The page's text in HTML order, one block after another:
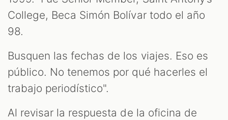
College, Beca Simón Bolívar todo el año
98.
Busquen las fechas de los viajes. Eso es
público. No tenemos por qué hacerles el
trabajo periodístico".
Al revisar la respuesta de la oficina de